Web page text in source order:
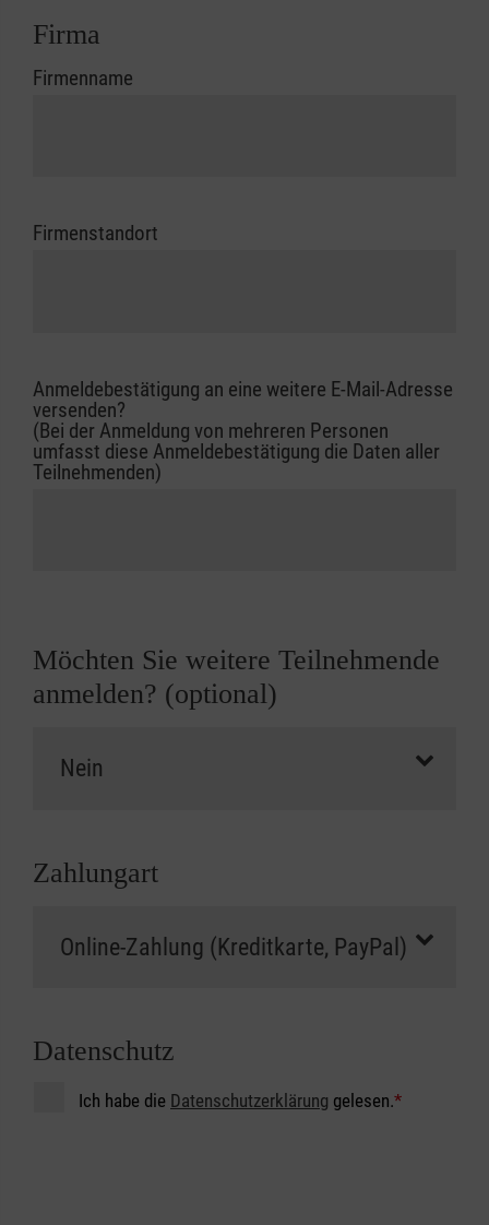
Firma
Firmenname
Firmenstandort
Anmeldebestätigung an eine weitere E-Mail-Adresse
versenden?
(Bei der Anmeldung von mehreren Personen
umfasst diese Anmeldebestätigung die Daten aller
Teilnehmenden)
Möchten Sie weitere Teilnehmende
anmelden? (optional)
Zahlungart
Datenschutz
Ich habe die Datenschutzerklärung gelesen.*